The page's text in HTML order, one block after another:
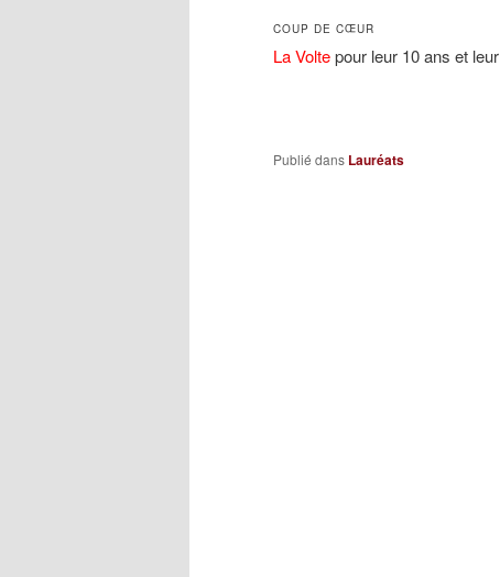
COUP DE CŒUR
La Voltepour leur 10 ans et leur
Publié dans Lauréats